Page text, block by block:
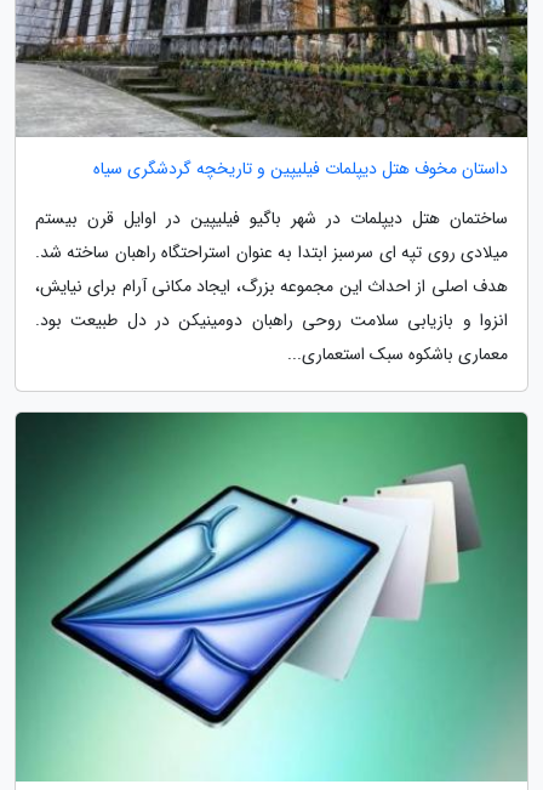
داستان مخوف هتل دیپلمات فیلیپین و تاریخچه گردشگری سیاه
ساختمان هتل دیپلمات در شهر باگیو فیلیپین در اوایل قرن بیستم
میلادی روی تپه ای سرسبز ابتدا به عنوان استراحتگاه راهبان ساخته شد.
هدف اصلی از احداث این مجموعه بزرگ، ایجاد مکانی آرام برای نیایش،
انزوا و بازیابی سلامت روحی راهبان دومینیکن در دل طبیعت بود.
معماری باشکوه سبک استعماری...